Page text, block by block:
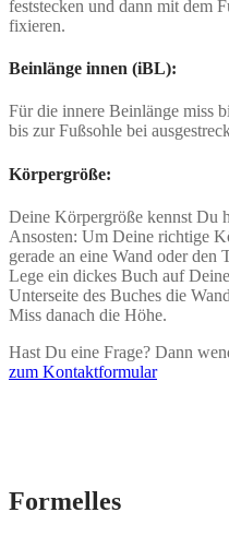
feststecken und dann mit dem
fixieren.
Beinlänge innen (iBL):
Für die innere Beinlänge miss
bis zur Fußsohle bei
Körpergröße:
Deine Körpergröße kennst Du
Ansosten: Um Deine richtige
gerade an eine Wand oder den
Lege ein dickes Buch auf
Unterseite des Buches die
Miss danach die Höhe.
Hast Du eine Frage? Dann
zum Kontaktformular
Formelles